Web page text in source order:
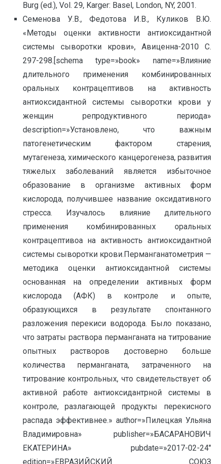
Burg (ed.), Vol. 29, Karger: Basel, London, NY, 2001.
Семенова У.В., Федотова И.В., Куликов В.Ю.
«Методы оценки активности антиоксидантной
системы сыворотки крови», Авиценна-2010 С.
297-298.[schema type=»book» name=»Влияние
длительного применения комбинированных
оральных контрацептивов на активность
антиоксидантной системы сыворотки крови у
женщин репродуктивного периода»
description=»Установлено, что важным
патогенетическим фактором старения,
мутагенеза, химического канцерогенеза, развития
тяжелых заболеваний является избыточное
образование в организме активных форм
кислорода, получившее название оксидативного
стресса. Изучалось влияние длительного
применения комбинированных оральных
контрацептивоа на активность антиоксидантной
системы сыворотки крови.Перманганатометрия —
методика оценки антиоксидантной системы
основанная на определении активных форм
кислорода (АФК) в контроле и опыте,
образующихся в результате спонтанного
разложения перекиси водорода. Было показано,
что затраты раствора перманганата на титрование
опытных растворов достоверно больше
количества перманганата, затраченного на
титрование контрольных, что свидетельствует об
активной работе антиоксидантрной системы в
контроле, разлагающей продукты перекисного
распада эффективнее.» author=»Пилецкая Ульяна
Владимировна» publisher=»БАСАРАНОВИЧ
ЕКАТЕРИНА» pubdate=»2017-02-24″
edition=»ЕВРАЗИЙСКИЙ СОЮЗ